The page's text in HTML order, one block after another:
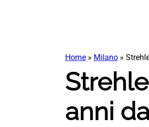
Home » Milano »
anni